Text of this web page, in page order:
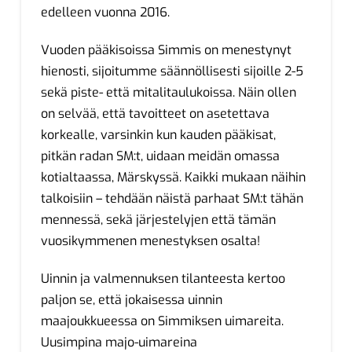
edelleen vuonna 2016.
Vuoden pääkisoissa Simmis on menestynyt
hienosti, sijoitumme säännöllisesti sijoille 2-5
sekä piste- että mitalitaulukoissa. Näin ollen
on selvää, että tavoitteet on asetettava
korkealle, varsinkin kun kauden pääkisat,
pitkän radan SM:t, uidaan meidän omassa
kotialtaassa, Märskyssä. Kaikki mukaan näihin
talkoisiin – tehdään näistä parhaat SM:t tähän
mennessä, sekä järjestelyjen että tämän
vuosikymmenen menestyksen osalta!
Uinnin ja valmennuksen tilanteesta kertoo
paljon se, että jokaisessa uinnin
maajoukkueessa on Simmiksen uimareita.
Uusimpina majo-uimareina